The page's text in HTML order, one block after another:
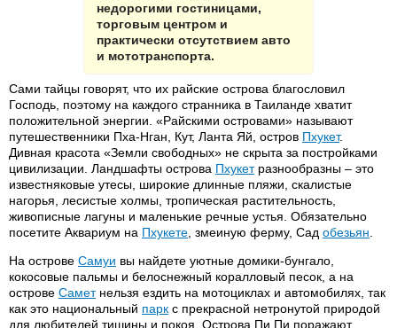
недорогими гостиницами,
торговым центром и
практически отсутствием авто
и мототранспорта.
Сами тайцы говорят, что их райские острова благословил
Господь, поэтому на каждого странника в Таиланде хватит
положительной энергии. «Райскими островами» называют
путешественники Пха-Нган, Кут, Ланта Яй, остров Пхукет.
Дивная красота «Земли свободных» не скрыта за постройками
цивилизации. Ландшафты острова Пхукетразнообразны – это
известняковые утесы, широкие длинные пляжи, скалистые
нагорья, лесистые холмы, тропическая растительность,
живописные лагуны и маленькие речные устья. Обязательно
посетите Аквариум на Пхукете , змеиную ферму, Сад обезьян
На острове Самуи вы найдете уютные домики-бунгало,
кокосовые пальмы и белоснежный коралловый песок, а на
острове Саметнельзя ездить на мотоциклах и автомобилях, так
как это национальный парк с прекрасной нетронутой природой
для любителей тишины и покоя. Острова Пи Пи поражают